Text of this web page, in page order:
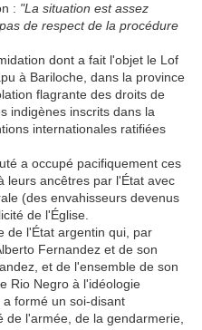
: "La situation est assez
de respect de la procédure
dont a fait l'objet le Lof
à Bariloche, dans la province
flagrante des droits de
indigènes inscrits dans la
internationales ratifiées
a occupé pacifiquement ces
leurs ancêtres par l'État avec
(des envahisseurs devenus
de l'Église.
de l'État argentin qui, par
Fernandez et de son
et de l'ensemble de son
Rio Negro à l'idéologie
formé un soi-disant
l'armée, de la gendarmerie,